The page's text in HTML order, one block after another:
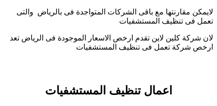
لايمكن مقارنتها مع باقى الشركات المتواجدة فى بالرياض والتى
تعمل فى تنظيف المستشفيات
لان شركة كلين لاين تقدم ارخص الاسعار الموجودة فى الرياض تعد
ارخص شركة تعمل فى تنظيف المستشفيات
اعمال تنظيف المستشفيات